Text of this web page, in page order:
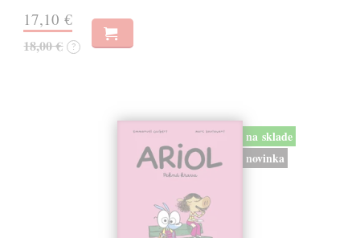
17,10 €
18,00 € ?
na sklade
novinka